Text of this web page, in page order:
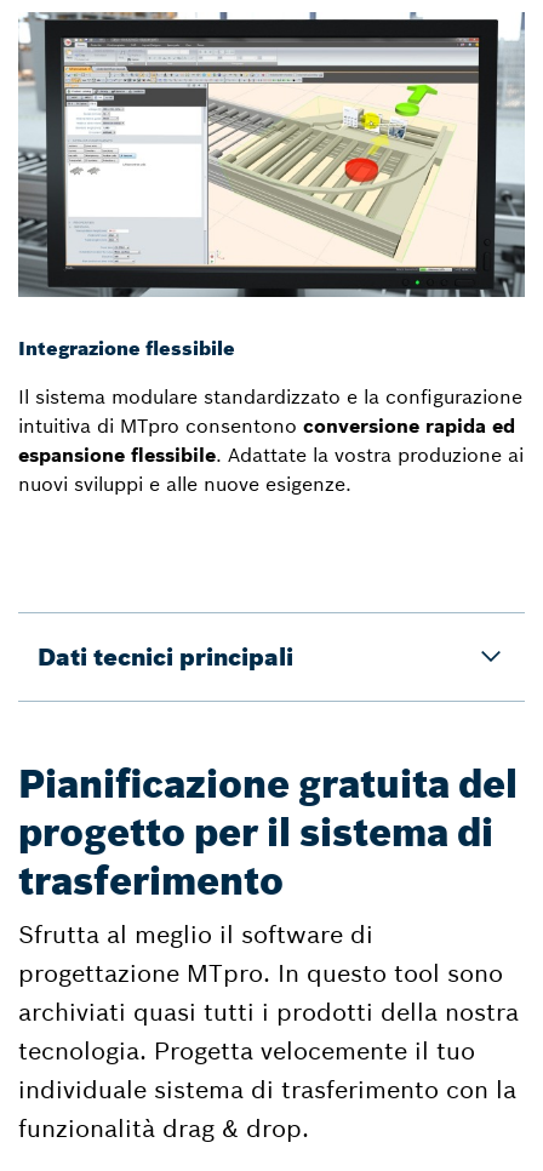
Integrazione flessibile
Il sistema modulare standardizzato e la configurazione
intuitiva di MTpro consentono conversione rapida ed
espansione flessibile. Adattate la vostra produzione ai
nuovi sviluppi e alle nuove esigenze.
Dati tecnici principali
Pianificazione gratuita del
progetto per il sistema di
trasferimento
Sfrutta al meglio il software di
progettazione MTpro. In questo tool sono
archiviati quasi tutti i prodotti della nostra
tecnologia. Progetta velocemente il tuo
individuale sistema di trasferimento con la
funzionalità drag & drop.